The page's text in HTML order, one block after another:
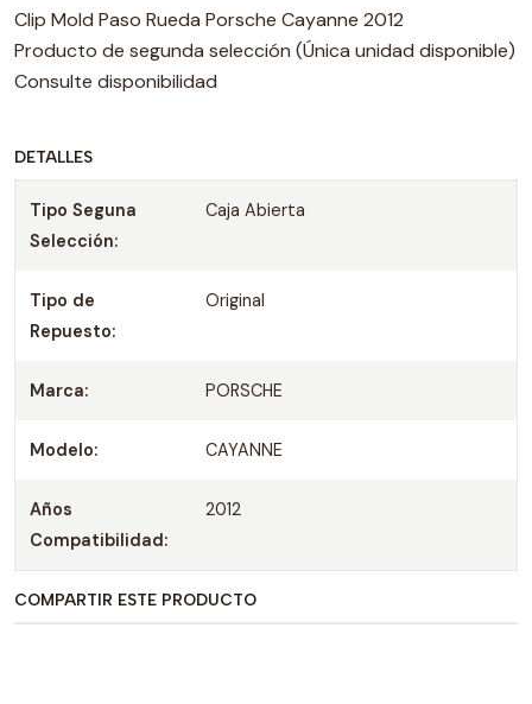
Clip Mold Paso Rueda Porsche Cayanne 2012
Producto de segunda selección (Única unidad disponible)
Consulte disponibilidad
DETALLES
Tipo Seguna
Selección:
Caja Abierta
Tipo de
Repuesto:
Original
Marca: PORSCHE
Modelo: CAYANNE
Años
Compatibilidad:
2012
COMPARTIR ESTE PRODUCTO